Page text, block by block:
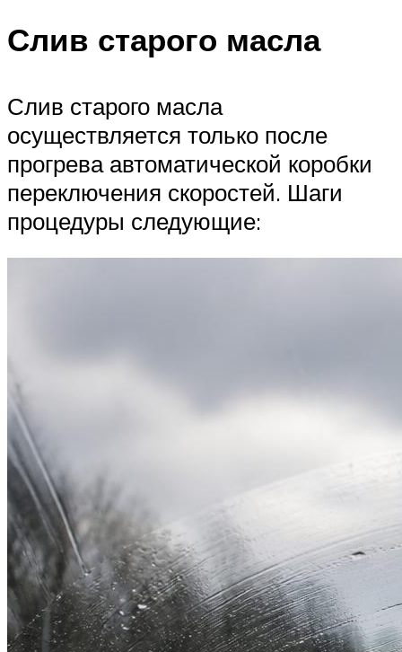
Слив старого масла
Слив старого масла
осуществляется только после
прогрева автоматической коробки
переключения скоростей. Шаги
процедуры следующие: